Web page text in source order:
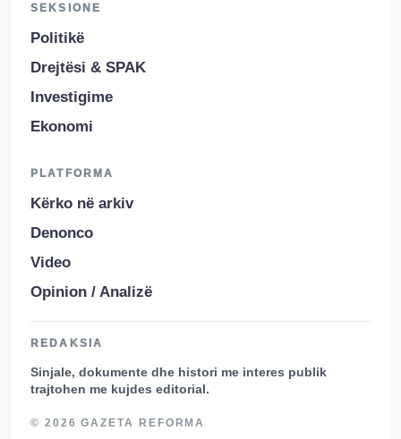
SEKSIONE
Politikë
Drejtësi & SPAK
Investigime
Ekonomi
PLATFORMA
Kërko në arkiv
Denonco
Video
Opinion / Analizë
REDAKSIA
Sinjale, dokumente dhe histori me interes publik
trajtohen me kujdes editorial.
© 2026 GAZETA REFORMA